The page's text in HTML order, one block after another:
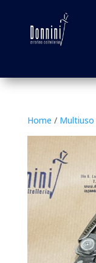
Home / Multiuso